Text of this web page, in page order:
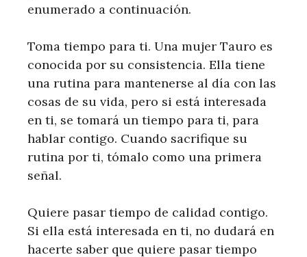
enumerado a continuación.
Toma tiempo para ti. Una mujer Tauro es
conocida por su consistencia. Ella tiene
una rutina para mantenerse al día con las
cosas de su vida, pero si está interesada
en ti, se tomará un tiempo para ti, para
hablar contigo. Cuando sacrifique su
rutina por ti, tómalo como una primera
señal.
Quiere pasar tiempo de calidad contigo.
Si ella está interesada en ti, no dudará en
hacerte saber que quiere pasar tiempo